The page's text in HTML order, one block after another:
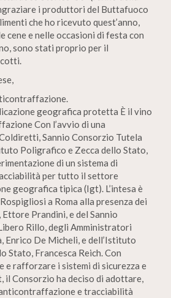
i produttori del Buttafuoco
che ho ricevuto quest’anno,
cene e nelle occasioni di festa con
sono stati proprio per il
geografica protetta È il vino
Con l’avvio di una
Sannio Consorzio Tutela
Poligrafico e Zecca dello Stato,
di un sistema di
per tutto il settore
geografica tipica (Igt). L’intesa è
a Roma alla presenza dei
Prandini, e del Sannio
Rillo, degli Amministratori
Enrico De Micheli, e dell’Istituto
Stato, Francesca Reich. Con
e rafforzare i sistemi di sicurezza e
il Consorzio ha deciso di adottare,
e tracciabilità